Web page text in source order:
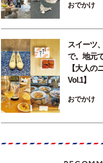
おでかけ
スイーツ
で。地元
【大人の
Vol.1】
おでかけ